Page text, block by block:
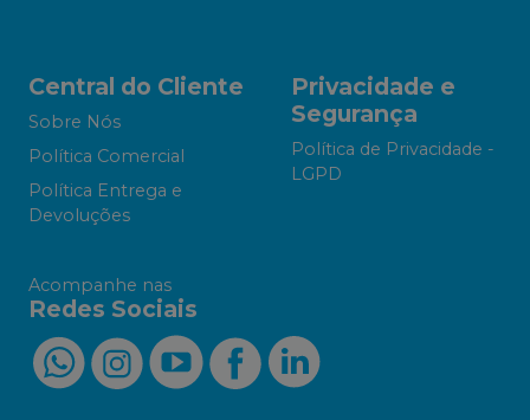
Central do Cliente
Sobre Nós
Política Comercial
Política Entrega e
Devoluções
Privacidade e
Segurança
Política de Privacidade -
LGPD
Acompanhe nas
Redes Sociais